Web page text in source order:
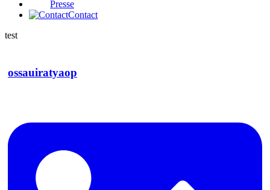
Presse
Contact
test
ossauiratyaop